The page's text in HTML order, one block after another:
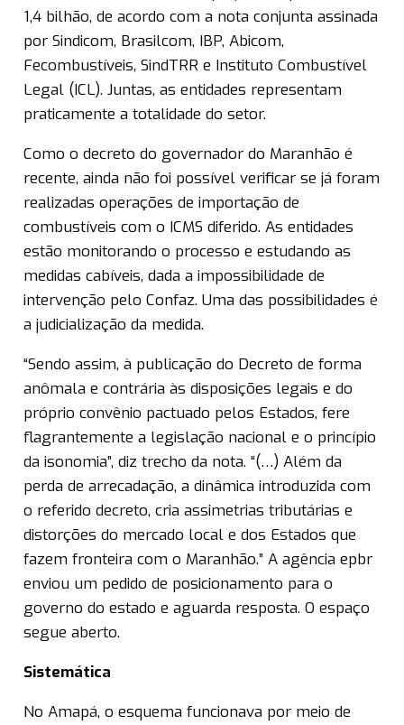
1,4 bilhão, de acordo com a nota conjunta assinada
por Sindicom, Brasilcom, IBP, Abicom,
Fecombustíveis, SindTRR e Instituto Combustível
Legal (ICL). Juntas, as entidades representam
praticamente a totalidade do setor.
Como o decreto do governador do Maranhão é
recente, ainda não foi possível verificar se já foram
realizadas operações de importação de
combustíveis com o ICMS diferido. As entidades
estão monitorando o processo e estudando as
medidas cabíveis, dada a impossibilidade de
intervenção pelo Confaz. Uma das possibilidades é
a judicialização da medida.
“Sendo assim, à publicação do Decreto de forma
anômala e contrária às disposições legais e do
próprio convênio pactuado pelos Estados, fere
flagrantemente a legislação nacional e o princípio
da isonomia”, diz trecho da nota. “(…) Além da
perda de arrecadação, a dinâmica introduzida com
o referido decreto, cria assimetrias tributárias e
distorções do mercado local e dos Estados que
fazem fronteira com o Maranhão.” A agência epbr
enviou um pedido de posicionamento para o
governo do estado e aguarda resposta. O espaço
segue aberto.
Sistemática
No Amapá, o esquema funcionava por meio de